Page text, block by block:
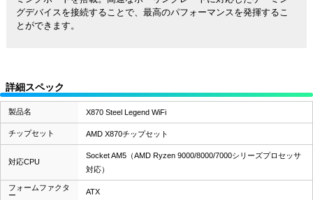
グデバイスを接続することで、最高のパフォーマンスを発揮するこ
とができます。
詳細スペック
製品名 X870 Steel Legend WiFi
チップセット AMD X870チップセット
対応CPU
Socket AM5（AMD Ryzen 9000/8000/7000シリーズプロセッサ
対応）
フォームファクタ
ー
ATX